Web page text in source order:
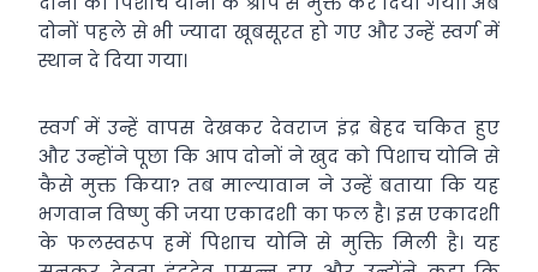
दोनों पहले से भी ज्यादा खूबसूरत हो गए और उन्हें स्वर्ग में
स्थान दे दिया गया।
स्वर्ग में उन्हें वापस देखकर देवराज इंद्र बेहद चकित हुए
और उन्होंने पूछा कि आप दोनों ने खुद को पिशाच योनि से
कैसे मुक्त किया? तब माल्यावान ने उन्हें बताया कि यह
भगवान विष्णु की जया एकादशी का फल है। इस एकादशी
के फलस्वरूप हमें पिशाच योनि से मुक्ति मिली है। यह